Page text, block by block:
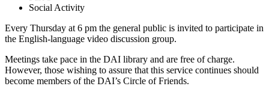
Social Activity
Every Thursday at 6 pm the general public is invited to participate in
the English-language video discussion group.
Meetings take pace in the DAI library and are free of charge.
However, those wishing to assure that this service continues should
become members of the DAI’s Circle of Friends.